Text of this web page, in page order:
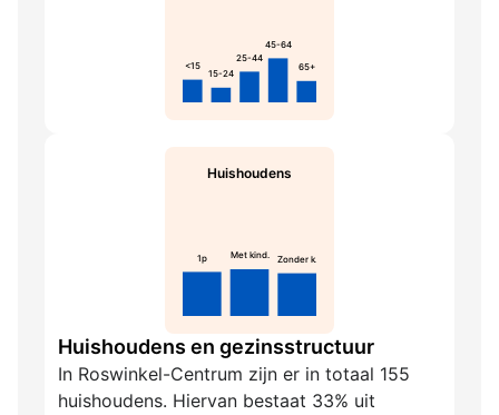
<15
15-24
25-44
45-64
65+
Huishoudens
1p Met kind. Zonder k.
Huishoudens en gezinsstructuur
In Roswinkel-Centrum zijn er in totaal 155
huishoudens. Hiervan bestaat 33% uit